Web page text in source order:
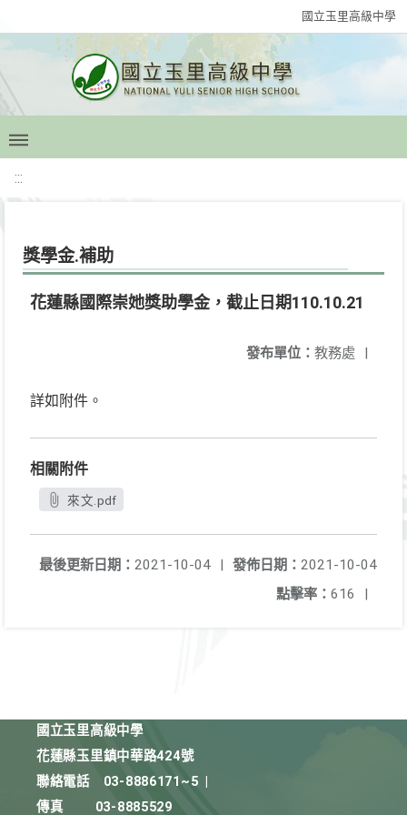
國立玉里高級中學
:::
獎學金.補助
花蓮縣國際崇她獎助學金，截止日期110.10.21
發布單位： 教務處 |
詳如附件。
相關附件
來文.pdf
發佈日期： 2021-10-04
最後更新日期： 2021-10-04
|
點擊率： 616 |
國立玉里高級中學
花蓮縣玉里鎮中華路424號
聯絡電話
03-8886171~5
傳真
03-8885529